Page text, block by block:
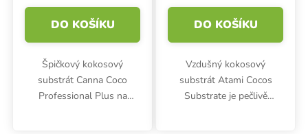
DO KOŠÍKU
Špičkový kokosový
substrát Canna Coco
Professional Plus na
DO KOŠÍKU
Vzdušný kokosový
substrát Atami Cocos
Substrate je pečlivě